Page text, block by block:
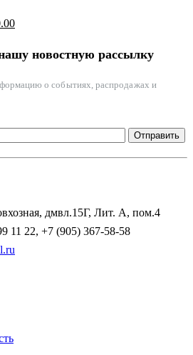
новостную рассылку
о событиях, распродажах и
дмвл.15Г, Лит. А, пом.4
11 22, +7 (905) 367-58-58